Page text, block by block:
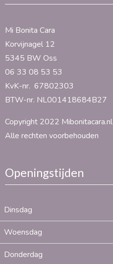
Mi Bonita Cara
Korvijnagel 12
5345 BW Oss
06 33 08 53 53
KvK-nr. 67802303
BTW-nr. NL001418684B27
Copyright 2022 Mibonitacara.nl
Alle rechten voorbehouden
Openingstijden
Dinsdag
Woensdag
Donderdag